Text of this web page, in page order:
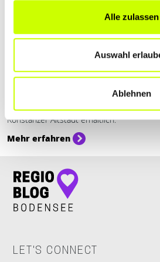
Alle zulassen
Auswahl
Ablehnen
Einkaufen & Shoppen, Essen & Trinken
Der Feinschmecker hat Eugens &
zu einer der 500 besten Konditoreien
Die feinen französischen Köstlichkeiten
Konstanzer Altstadt erhältlich.
Mehr erfahren
LET'S CONNECT